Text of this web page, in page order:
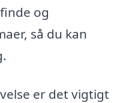
og
så du kan
er det vigtigt